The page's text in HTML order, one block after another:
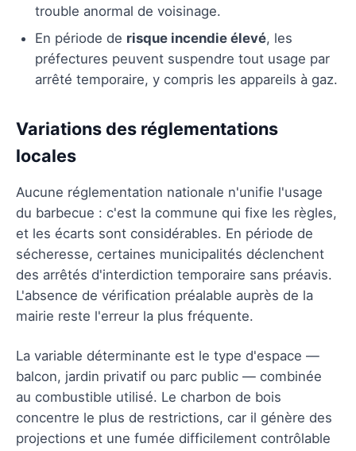
trouble anormal de voisinage.
En période de risque incendie élevé, les
préfectures peuvent suspendre tout usage par
arrêté temporaire, y compris les appareils à gaz.
Variations des réglementations
locales
Aucune réglementation nationale n'unifie l'usage
du barbecue : c'est la commune qui fixe les règles,
et les écarts sont considérables. En période de
sécheresse, certaines municipalités déclenchent
des arrêtés d'interdiction temporaire sans préavis.
L'absence de vérification préalable auprès de la
mairie reste l'erreur la plus fréquente.
La variable déterminante est le type d'espace —
balcon, jardin privatif ou parc public — combinée
au combustible utilisé. Le charbon de bois
concentre le plus de restrictions, car il génère des
projections et une fumée difficilement contrôlable